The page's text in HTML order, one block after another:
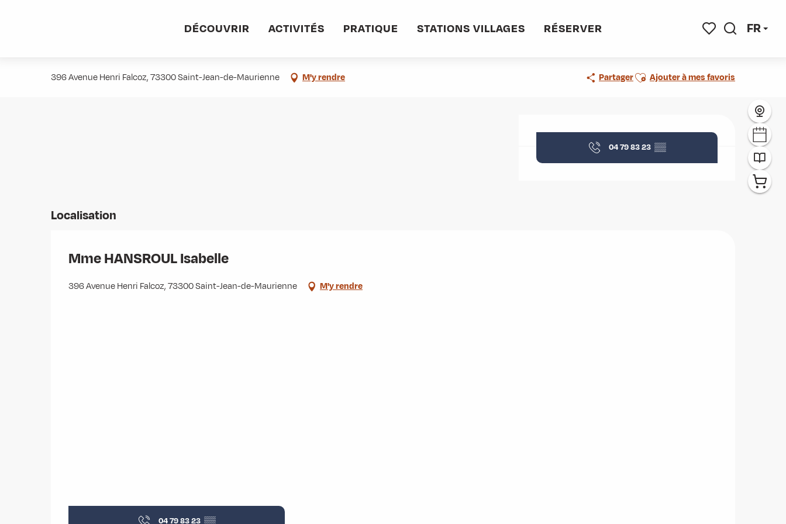
FR
DÉCOUVRIR ACTIVITÉS PRATIQUE STATIONS VILLAGES RÉSERVER
396 Avenue Henri Falcoz, 73300 Saint-Jean-de-Maurienne M'y rendre PartagerAjouter aux favoris
Ajouter à mes favoris
Ouverture et coordonnées
04 79 83 23 ▒▒
Localisation
Mme HANSROUL Isabelle
396 Avenue Henri Falcoz, 73300 Saint-Jean-de-Maurienne M'y rendre
04 79 83 23 ▒▒